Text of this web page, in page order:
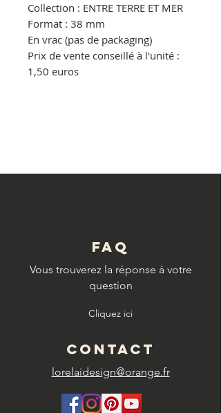
Collection : ENTRE TERRE ET MER
Format : 38 mm
En vrac (pas de packaging)
Prix de vente conseillé à l'unité :
1,50 euros
FAQ
Vous trouverez la réponse à votre
question
Cliquez ici
CONTACT
lorelaidesign@orange.fr